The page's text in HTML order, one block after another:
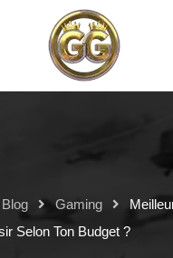
Blog Gaming
Selon Ton Budget ?